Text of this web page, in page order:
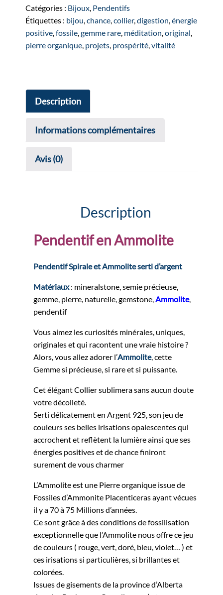
en
Ammolite
Catégories : Bijoux, Pendentifs
Étiquettes : bijou,chance,collier,digestion,énergie
positive,fossile,gemme rare, méditation,original,
pierre organique, projets, prospérité,vitalité
Description
Informations complémentaires
Avis (0)
Description
Pendentif en Ammolite
Pendentif Spirale et Ammolite serti d’argent
Matériaux: mineralstone, semie précieuse,
gemme, pierre, naturelle, gemstone,Ammolite,
pendentif
Vous aimez les curiosités minérales, uniques,
originales et qui racontent une vraie histoire ?
Alors, vous allez adorer l’Ammolite, cette
Gemme si précieuse, si rare et si puissante.
Cet élégant Collier sublimera sans aucun doute
votre décolleté.
Serti délicatement en Argent 925, son jeu de
couleurs ses belles irisations opalescentes qui
accrochent et reflètent la lumière ainsi que ses
énergies positives et de chance finiront
surement de vous charmer
L’Ammolite est une Pierre organique issue de
Fossiles d’Ammonite Placenticeras ayant vécues
il y a 70 à 75 Millions d’années.
Ce sont grâce à des conditions de fossilisation
exceptionnelle que l’Ammolite nous offre ce jeu
de couleurs ( rouge, vert, doré, bleu, violet… ) et
ces irisations si particulières, si brillantes et
colorées.
Issues de gisements de la province d’Alberta